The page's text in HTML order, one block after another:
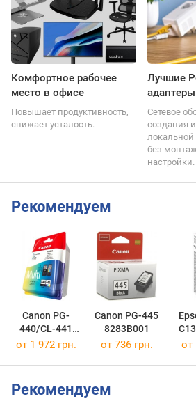
Комфортное рабочее
место в офисе
Повышает продуктивность,
снижает усталость.
Лучшие
адаптеры
Сетевое
создания
локальной
без
настройки.
Рекомендуем
Canon PG-
440/CL-441
MULTI
Canon PG-445
8283B001
от 1 972 грн. от 736 грн. от
Рекомендуем